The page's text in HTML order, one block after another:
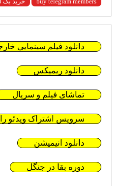
دانلود فیلم سینمایی
دانلود ریمیکس
تماشای فیلم و سریال
سرویس اشتراک ویدئو
دانلود انیمیشن
دوره بقا در جنگل